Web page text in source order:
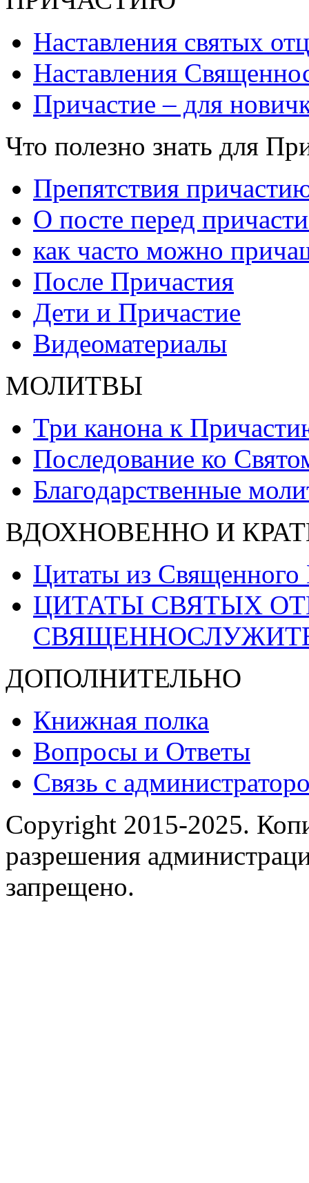
Наставления святых
Наставления
Причастие – для
Что полезно знать для
Препятствия
О посте перед
как часто можно
После Причастия
Дети и Причастие
Видеоматериалы
МОЛИТВЫ
Три канона к
Последование ко
Благодарственные
ВДОХНОВЕННО И
Цитаты из Священного
ЦИТАТЫ СВЯТЫХ
ДОПОЛНИТЕЛЬНО
Книжная полка
Вопросы и Ответы
Связь с
Copyright 2015-2025.
разрешения
запрещено.